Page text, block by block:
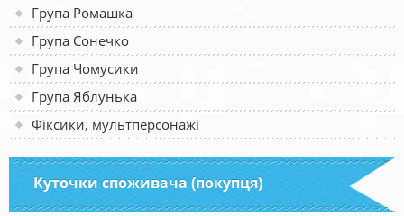
Група Ромашка
Група Сонечко
Група Чомусики
Група Яблунька
Фіксики, мультперсонажі
Куточки споживача (покупця)